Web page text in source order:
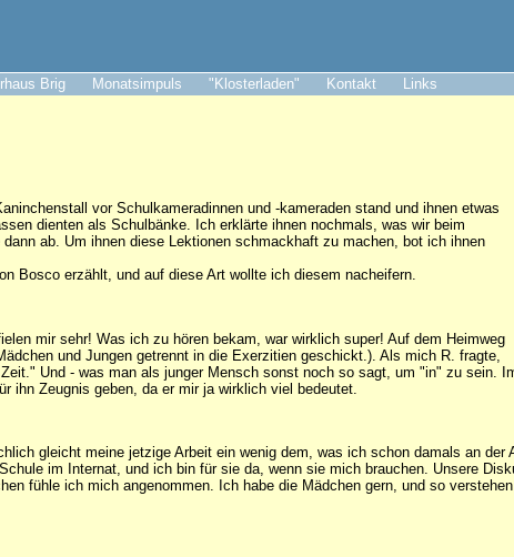
Brig Monatsimpuls "Klosterladen" Kontakt Links
vor Schulkameradinnen und -kameraden stand und ihnen etwas
dienten als Schulbänke. Ich erklärte ihnen nochmals, was wir beim
ab. Um ihnen diese Lektionen schmackhaft zu machen, bot ich ihnen
Bosco erzählt, und auf diese Art wollte ich diesem nacheifern.
mir sehr! Was ich zu hören bekam, war wirklich super! Auf dem Heimweg
und Jungen getrennt in die Exerzitien geschickt.). Als mich R. fragte,
Und - was man als junger Mensch sonst noch so sagt, um "in" zu sein.
Zeugnis geben, da er mir ja wirklich viel bedeutet.
gleicht meine jetzige Arbeit ein wenig dem, was ich schon damals an der
im Internat, und ich bin für sie da, wenn sie mich brauchen. Unsere
fühle ich mich angenommen. Ich habe die Mädchen gern, und so